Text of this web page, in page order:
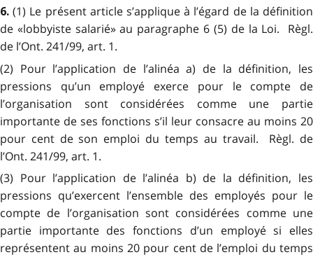
6.(1) Le présent article s’applique à l’égard de la définition
de «lobbyiste salarié» au paragraphe 6 (5) de la Loi. Règl.
de l’Ont. 241/99, art. 1.
(2) Pour l’application de l’alinéa a) de la définition, les
pressions qu’un employé exerce pour le compte de
l’organisation sont considérées comme une partie
importante de ses fonctions s’il leur consacre au moins 20
pour cent de son emploi du temps au travail. Règl. de
l’Ont. 241/99, art. 1.
(3) Pour l’application de l’alinéa b) de la définition, les
pressions qu’exercent l’ensemble des employés pour le
compte de l’organisation sont considérées comme une
partie importante des fonctions d’un employé si elles
représentent au moins 20 pour cent de l’emploi du temps